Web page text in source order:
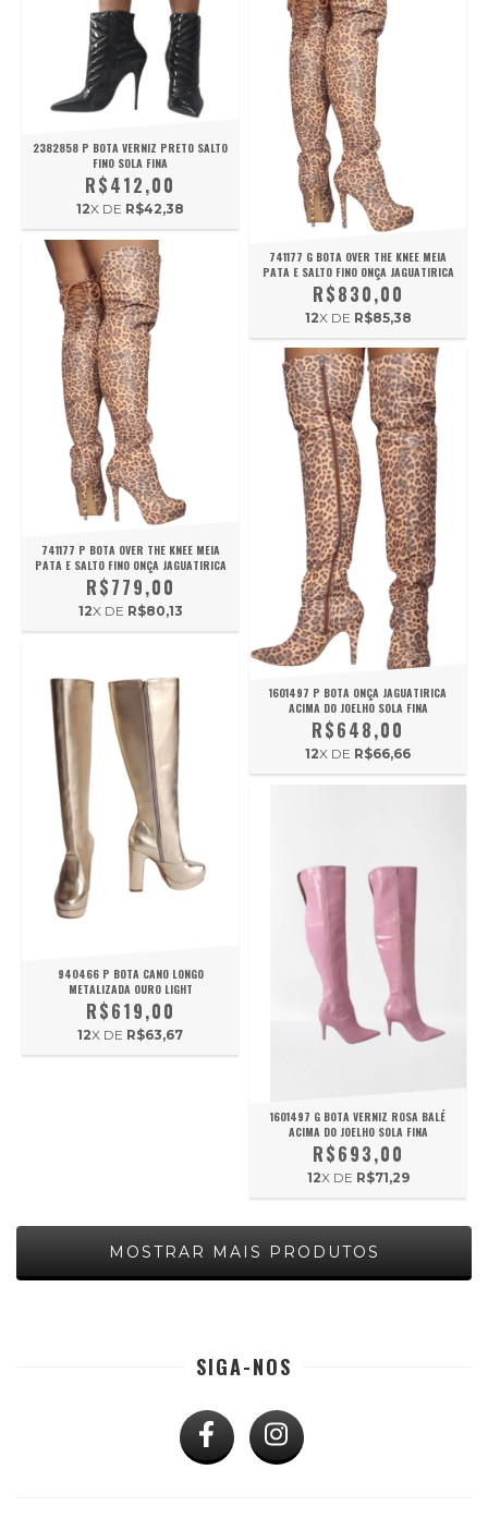
2382858 P BOTA VERNIZ PRETO SALTO
FINO SOLA FINA
R$412,00
12X DE R$42,38
741177 G BOTA OVER THE KNEE MEIA
PATA E SALTO FINO ONÇA JAGUATIRICA
R$830,00
12X DE R$85,38
741177 P BOTA OVER THE KNEE MEIA
PATA E SALTO FINO ONÇA JAGUATIRICA
R$779,00
12X DE R$80,13
1601497 P BOTA ONÇA JAGUATIRICA
ACIMA DO JOELHO SOLA FINA
R$648,00
12X DE R$66,66
940466 P BOTA CANO LONGO
METALIZADA OURO LIGHT
R$619,00
12X DE R$63,67
1601497 G BOTA VERNIZ ROSA BALÉ
ACIMA DO JOELHO SOLA FINA
R$693,00
12X DE R$71,29
MOSTRAR MAIS PRODUTOS
SIGA-NOS